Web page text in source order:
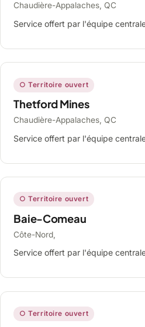
Chaudière-Appalaches, QC
Service offert par l'équipe
○ Territoire ouvert
Thetford Mines
Chaudière-Appalaches, QC
Service offert par l'équipe
○ Territoire ouvert
Baie-Comeau
Côte-Nord,
Service offert par l'équipe
○ Territoire ouvert